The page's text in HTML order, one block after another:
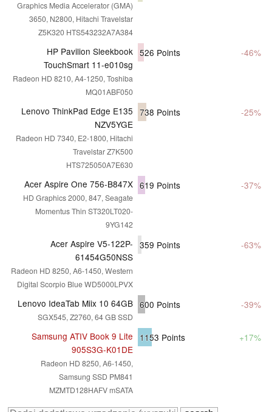
Graphics Media Accelerator (GMA)
3650, N2800, Hitachi Travelstar
Z5K320 HTS543232A7A384
HP Pavilion Sleekbook
TouchSmart 11-e010sg
Radeon HD 8210, A4-1250, Toshiba
MQ01ABF050
526 Points -46%
Lenovo ThinkPad Edge E135
NZV5YGE
Radeon HD 7340, E2-1800, Hitachi
Travelstar Z7K500
HTS725050A7E630
738 Points -25%
Acer Aspire One 756-B847X
HD Graphics 2000, 847, Seagate
Momentus Thin ST320LT020-
9YG142
619 Points -37%
Acer Aspire V5-122P-
61454G50NSS
Radeon HD 8250, A6-1450, Western
Digital Scorpio Blue WD5000LPVX
359 Points -63%
Lenovo IdeaTab Miix 10 64GB
SGX545, Z2760, 64 GB SSD
600 Points -39%
Samsung ATIV Book 9 Lite
905S3G-K01DE
Radeon HD 8250, A6-1450,
Samsung SSD PM841
MZMTD128HAFV mSATA
1153 Points +17%